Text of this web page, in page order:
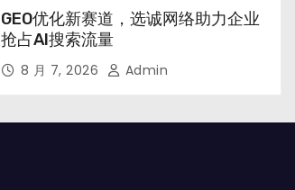
GEO优化新赛道，选诚网络助力企业
抢占AI搜索流量
8 月 7, 2026 Admin